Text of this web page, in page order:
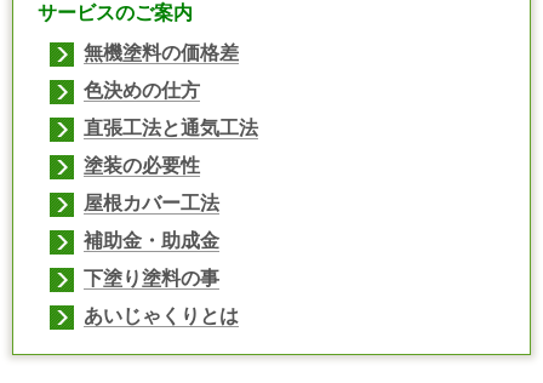
サービスのご案内
無機塗料の価格差
色決めの仕方
直張工法と通気工法
塗装の必要性
屋根カバー工法
補助金・助成金
下塗り塗料の事
あいじゃくりとは